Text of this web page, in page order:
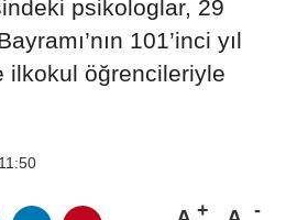
psikologlar, 29
101’inci yıl
ilkokul öğrencileriyle